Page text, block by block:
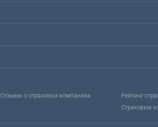
Отзывы о страховых компаниях
Рейтинг
Страховые